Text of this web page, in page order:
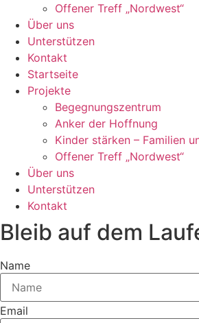
Offener Treff „Nordwest“
Über uns
Unterstützen
Kontakt
Startseite
Projekte
Begegnungszentrum
Anker der Hoffnung
Kinder stärken – Familien
Offener Treff „Nordwest“
Über uns
Unterstützen
Kontakt
Bleib auf dem
Name
Email